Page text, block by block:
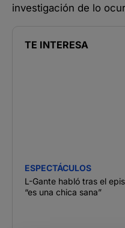
investigación de lo
TE INTERESA
ESPECTÁCULOS
L-Gante habló tras el
“es una chica sana”